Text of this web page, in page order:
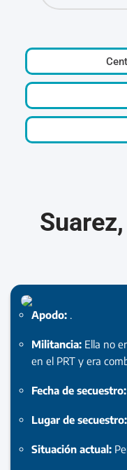
Apodo: .
Militancia: Ella no
en el PRT y era
Fecha de secuestro:
Lugar de secuestro:
Situación actual: